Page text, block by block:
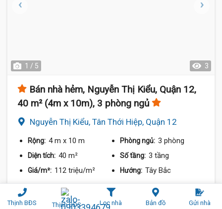
Thịnh BĐS Thịnh BĐS Lọc nhà Bản đồ Gửi nhà
1 / 5 3
Bán nhà hẻm, Nguyễn Thị Kiểu, Quận 12,
40 m² (4m x 10m), 3 phòng ngủ
Nguyễn Thị Kiểu, Tân Thới Hiệp, Quận 12
Rộng: 4 m x 10 m Phòng ngủ: 3 phòng
Diện tích: 40 m² Số tầng: 3 tầng
Giá/m²: 112 triệu/m² Hướng: Tây Bắc
4 tỷ 750 triệu So sánh Chia sẻ